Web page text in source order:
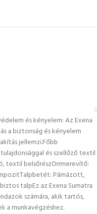
és kényelem: Az Exena
a biztonság és kényelem
jellemzi.Főbb
és szellőző textil
textil belsőrészOrrmerevítő:
Párnázott,
talpEz az Exena Sumatra
számára, akik tartós,
a munkavégzéshez.